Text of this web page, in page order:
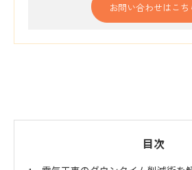
お問い合わせはこち
目次